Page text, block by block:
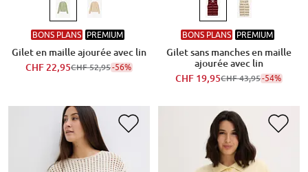
BONS PLANS PREMIUM
Gilet en maille ajourée avec lin
CHF 22,95CHF 52,95-56%
BONS PLANS PREMIUM
Gilet sans manches en maille
ajourée avec lin
CHF 19,95CHF 43,95-54%